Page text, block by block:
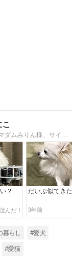
ノルジャンの甘えん坊シャル姫と保護犬のマダムみりん様、サイベリアンの気まぐれにこちの日々をお届けします。多頭飼いって大変だけど幸せ。3人の可愛さが全国に広がりますように！！
？ だいぶ似てき
3年前
暮らし #愛犬
#愛猫